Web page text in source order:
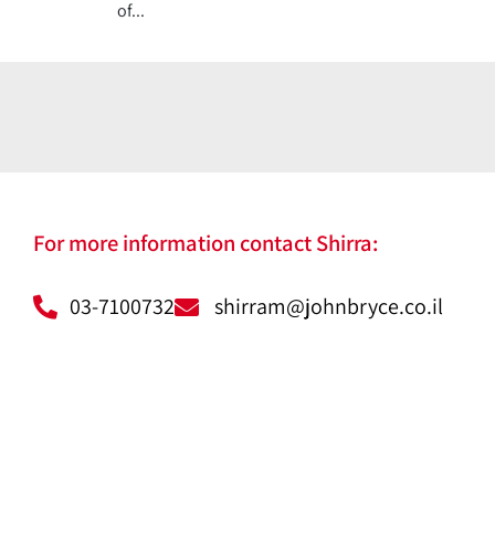
of...
For more information contact Shirra:
‎03-7100732 shirram@johnbryce.co.il